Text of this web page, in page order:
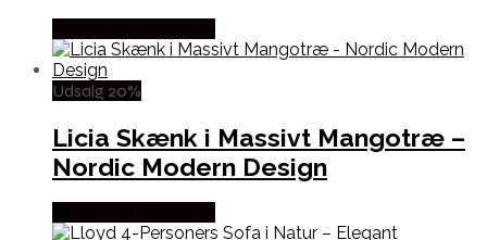
Udsalg 20%
Licia Skænk i Massivt Mangotræ –
Nordic Modern Design